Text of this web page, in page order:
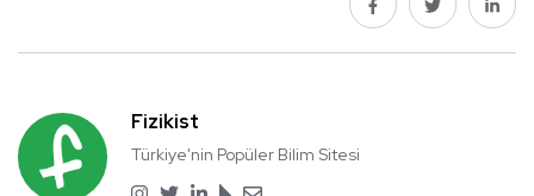
Fizikist
Türkiye'nin Popüler Bilim Sitesi